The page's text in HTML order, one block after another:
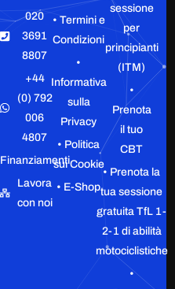
020
3691
8807
+44
(0) 792
006
4807
Finanziamenti
Lavora
con noi
• Termini e
Condizioni
•
Informativa
sulla
Privacy
• Politica
sui Cookie
• E-Shop
sessione
per
principianti
(ITM)
•
Prenota
il tuo
CBT
• Prenota la
tua sessione
gratuita TfL 1-
2-1 di abilità
motociclistiche
•